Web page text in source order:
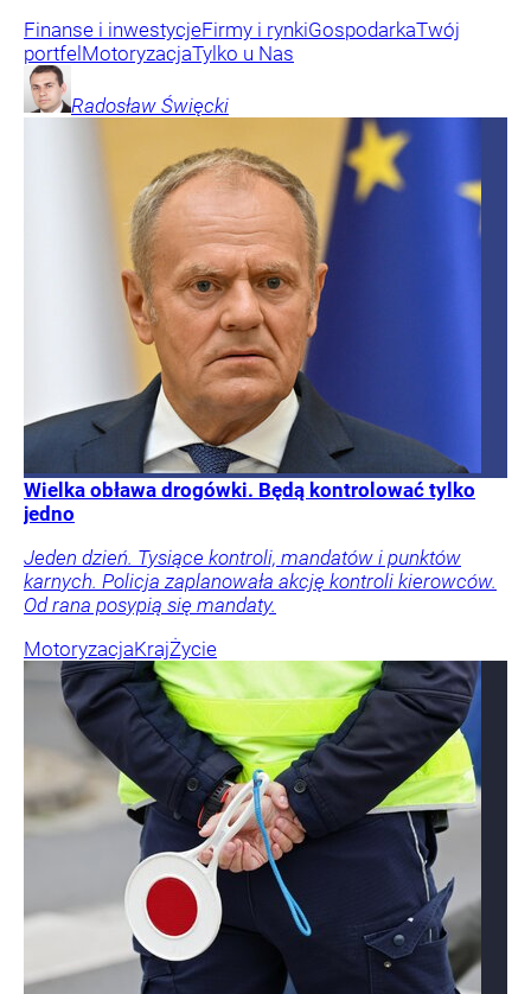
Finanse i inwestycjeFirmy i rynkiGospodarkaTwój
portfel MotoryzacjaTylko u Nas
Radosław Święcki
Wielka obława drogówki. Będą kontrolować tylko
jedno
Jeden dzień. Tysiące kontroli, mandatów i punktów
karnych. Policja zaplanowała akcję kontroli kierowców.
Od rana posypią się mandaty.
MotoryzacjaKrajŻycie